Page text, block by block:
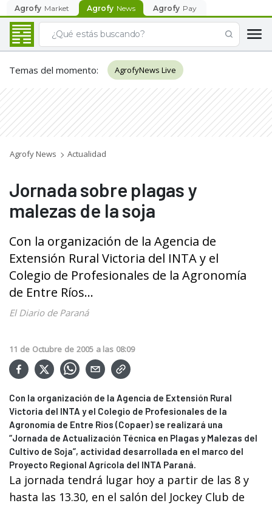
Agrofy Market Agrofy News Agrofy Pay
Temas del momento: AgrofyNews Live
Agrofy News Actualidad
Jornada sobre plagas y
malezas de la soja
Con la organización de la Agencia de
Extensión Rural Victoria del INTA y el
Colegio de Profesionales de la Agronomía
de Entre Ríos...
El Diario de Paraná
11 de Octubre de 2005 a las 08:09
Con la organización de la Agencia de Extensión Rural
Victoria del INTA y el Colegio de Profesionales de la
Agronomía de Entre Ríos (Copaer) se realizará una
“Jornada de Actualización Técnica en Plagas y Malezas del
Cultivo de Soja”, actividad desarrollada en el marco del
Proyecto Regional Agrícola del INTA Paraná.
La jornada tendrá lugar hoy a partir de las 8 y
hasta las 13.30, en el salón del Jockey Club de